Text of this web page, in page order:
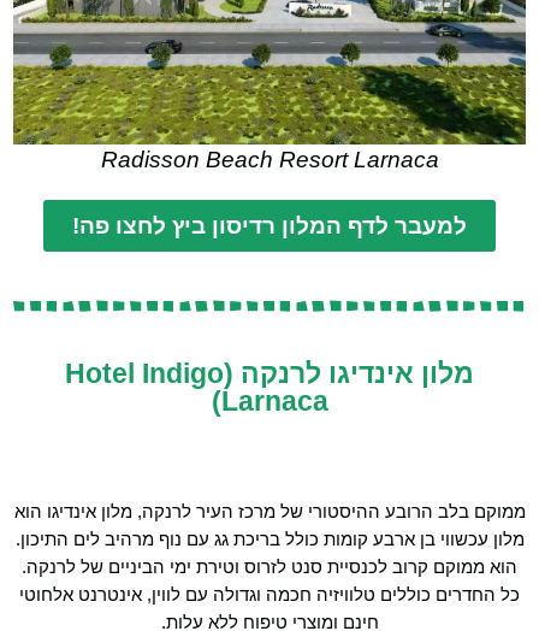
Radisson Beach Resort Larnaca
למעבר לדף המלון רדיסון ביץ לחצו פה!
מלון אינדיגו לרנקה (Hotel Indigo
Larnaca)
ממוקם בלב הרובע ההיסטורי של מרכז העיר לרנקה, מלון אינדיגו הוא
מלון עכשווי בן ארבע קומות כולל בריכת גג עם נוף מרהיב לים התיכון.
הוא ממוקם קרוב לכנסיית סנט לזרוס וטירת ימי הביניים של לרנקה.
כל החדרים כוללים טלוויזיה חכמה וגדולה עם לווין, אינטרנט אלחוטי
חינם ומוצרי טיפוח ללא עלות.